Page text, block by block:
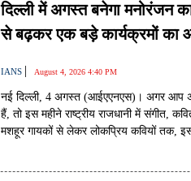
दिल्ली में अगस्त बनेगा मनोरंजन
से बढ़कर एक बड़े कार्यक्रमों का
IANS | August 4, 2026 4:40 PM
नई दिल्ली, 4 अगस्त (आईएएनएस)। अगर आप
हैं, तो इस महीने राष्ट्रीय राजधानी में संगीत,
मशहूर गायकों से लेकर लोकप्रिय कवियों तक,